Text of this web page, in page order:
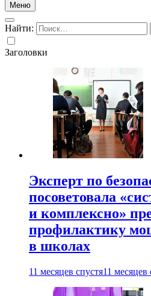
Меню
Найти:
Заголовки
Эксперт по
посоветовала
и комплексно»
профилактику
в школах
11 месяцев спустя11 месяцев